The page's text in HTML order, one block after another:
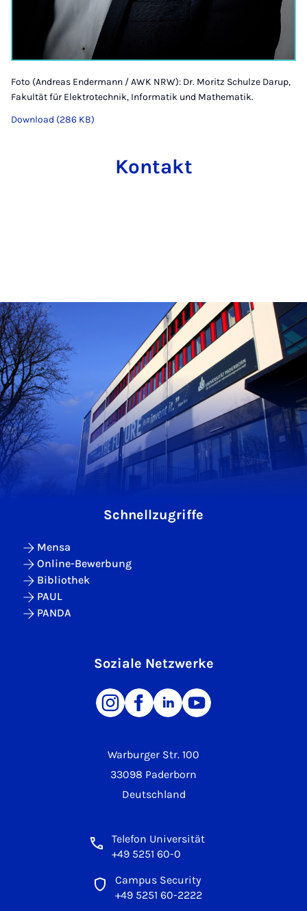
Foto (Andreas Endermann / AWK NRW): Dr. Moritz Schulze Darup,
Fakultät für Elektrotechnik, Informatik und Mathematik.
Download (286 KB)
Kontakt
Warburger Str. 100
33098 Paderborn
Deutschland
Telefon Universität
+49 5251 60-0
Campus Security
+49 5251 60-2222
Schnellzugriffe
Mensa
Online-Bewerbung
Bibliothek
PAUL
PANDA
Soziale Netzwerke